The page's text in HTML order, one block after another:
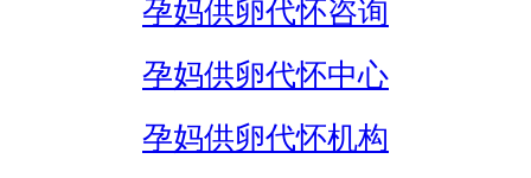
孕妈供卵代怀咨询
孕妈供卵代怀中心
孕妈供卵代怀机构